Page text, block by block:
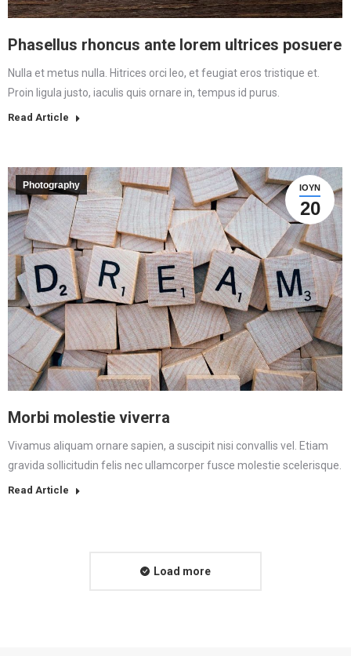
Phasellus rhoncus ante lorem ultrices posuere
Nulla et metus nulla. Hitrices orci leo, et feugiat eros tristique et.
Proin ligula justo, iaculis quis ornare in, tempus id purus.
Read Article
ΙΟΎΝ
20
Photography
Morbi molestie viverra
Vivamus aliquam ornare sapien, a suscipit nisi convallis vel. Etiam
gravida sollicitudin felis nec ullamcorper fusce molestie scelerisque.
Read Article
Load more